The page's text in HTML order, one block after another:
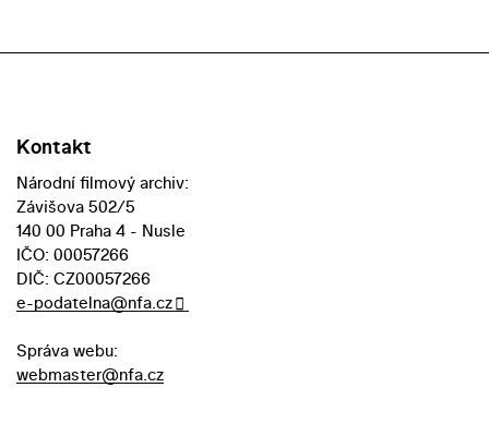
Kontakt
Národní filmový archiv:
Závišova 502/5
140 00 Praha 4 - Nusle
IČO: 00057266
DIČ: CZ00057266
e-podatelna@nfa.cz
Správa webu:
webmaster@nfa.cz